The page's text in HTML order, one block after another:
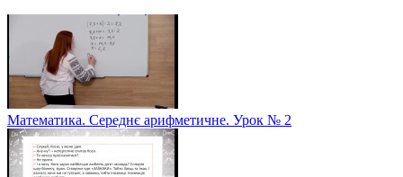
Математика. Середнє арифметичне. Урок № 2